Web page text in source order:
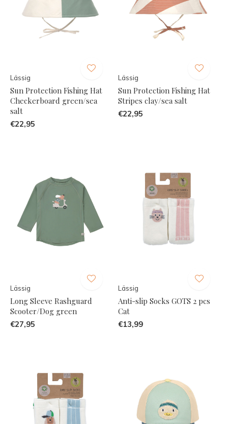
Lässig
Sun Protection Fishing Hat
Checkerboard green/sea
salt
€22,95
Lässig
Sun Protection Fishing Hat
Stripes clay/sea salt
€22,95
Lässig
Long Sleeve Rashguard
Scooter/Dog green
€27,95
Lässig
Anti-slip Socks GOTS 2 pcs
Cat
€13,99